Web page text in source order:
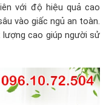
với độ hiệu quả cao
vào giấc ngủ an toàn.
cao giúp người sử